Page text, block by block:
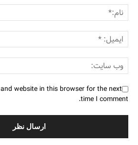
website in this browser for the next
time I comment.